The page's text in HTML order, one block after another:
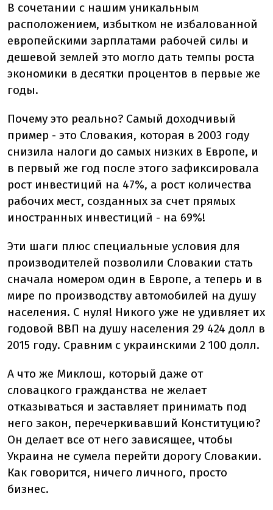
В сочетании с нашим уникальным
расположением, избытком не избалованной
европейскими зарплатами рабочей силы и
дешевой землей это могло дать темпы роста
экономики в десятки процентов в первые же
годы.
Почему это реально? Самый доходчивый
пример - это Словакия, которая в 2003 году
снизила налоги до самых низких в Европе, и
в первый же год после этого зафиксировала
рост инвестиций на 47%, а рост количества
рабочих мест, созданных за счет прямых
иностранных инвестиций - на 69%!
Эти шаги плюс специальные условия для
производителей позволили Словакии стать
сначала номером один в Европе, а теперь и в
мире по производству автомобилей на душу
населения. С нуля! Никого уже не удивляет их
годовой ВВП на душу населения 29 424 долл в
2015 году. Сравним с украинскими 2 100 долл.
А что же Миклош, который даже от
словацкого гражданства не желает
отказываться и заставляет принимать под
него закон, перечеркивавший Конституцию?
Он делает все от него зависящее, чтобы
Украина не сумела перейти дорогу Словакии.
Как говорится, ничего личного, просто
бизнес.